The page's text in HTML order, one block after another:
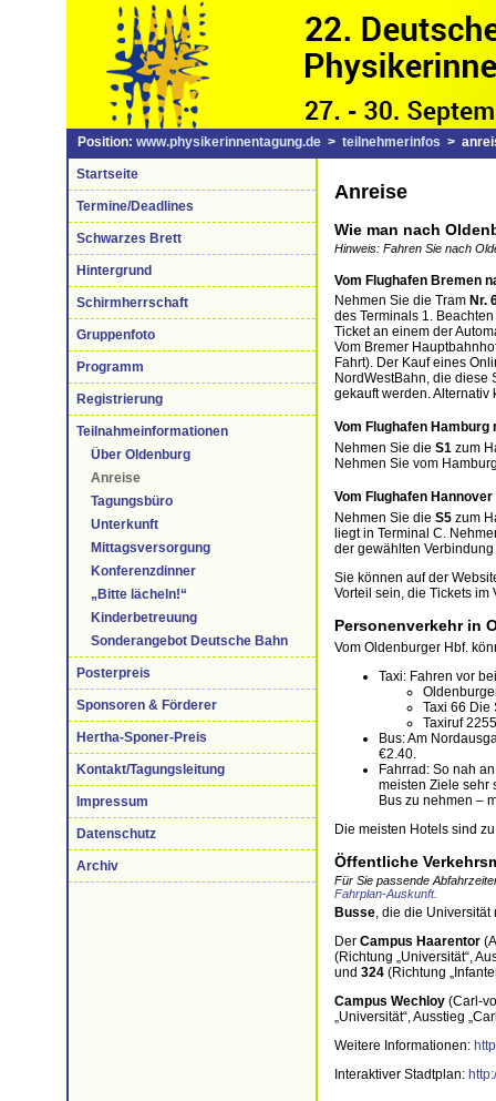
Position: www.physikerinnentagung.de > teilnehmerinfos >
Startseite
Termine/Deadlines
Schwarzes Brett
Hintergrund
Schirmherrschaft
Gruppenfoto
Programm
Registrierung
Teilnahmeinformationen
Über Oldenburg
Anreise
Tagungsbüro
Unterkunft
Mittagsversorgung
Konferenzdinner
„Bitte lächeln!“
Kinderbetreuung
Sonderangebot Deutsche Bahn
Posterpreis
Sponsoren & Förderer
Hertha-Sponer-Preis
Kontakt/Tagungsleitung
Impressum
Datenschutz
Archiv
Anreise
Wie man nach
Hinweis: Fahren Sie nach
Vom Flughafen Bremen
Nehmen Sie die Tram Nr.
des Terminals 1.
Ticket an einem der
Vom Bremer
Fahrt). Der Kauf eines
NordWestBahn, die diese
gekauft werden.
Vom Flughafen Hamburg
Nehmen Sie die S1 zum
Nehmen Sie vom
Vom Flughafen
Nehmen Sie die S5 zum
liegt in Terminal C.
der gewählten
Sie können auf der
Vorteil sein, die Tickets
Personenverkehr in
Vom Oldenburger Hbf.
Taxi: Fahren vor
Taxi 66 Die
Taxiruf
Bus: Am
€2.40.
Fahrrad: So nah
meisten Ziele sehr
Bus zu nehmen –
Die meisten Hotels sind
Öffentliche
Für Sie passende
Fahrplan-Auskunft.
Busse, die die Universität
Der Campus Haarentor
(Richtung „Universität“,
und 324 (Richtung
Campus Wechloy (Carl-
„Universität“, Ausstieg
Weitere Informationen:
Interaktiver Stadtplan: